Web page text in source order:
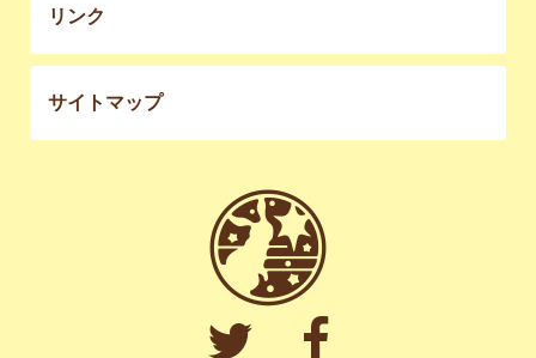
リンク
サイトマップ